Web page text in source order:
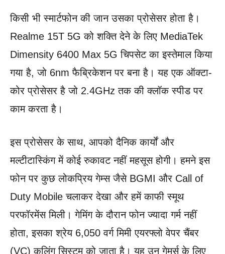
किसी भी स्मार्टफोन की जान उसका प्रोसेसर होता है।
Realme 15T 5G को शक्ति देने के लिए MediaTek
Dimensity 6400 Max 5G चिपसेट का इस्तेमाल किया
गया है, जो 6nm फैब्रिकेशन पर बना है। यह एक ऑक्टा-
कोर प्रोसेसर है जो 2.4GHz तक की क्लॉक स्पीड पर
काम करता है।
इस प्रोसेसर के साथ, आपको दैनिक कार्यों और
मल्टीटास्किंग में कोई रुकावट नहीं महसूस होगी। हमने इस
फोन पर कुछ लोकप्रिय गेम्स जैसे BGMI और Call of
Duty Mobile चलाकर देखा और हमें काफी स्मूथ
परफॉरमेंस मिली। गेमिंग के दौरान फोन ज्यादा गर्म नहीं
होता, इसका श्रेय 6,050 वर्ग मिमी एयरफ्लो वेपर चैंबर
(VC) कूलिंग सिस्टम को जाता है। यह उन गेमर्स के लिए